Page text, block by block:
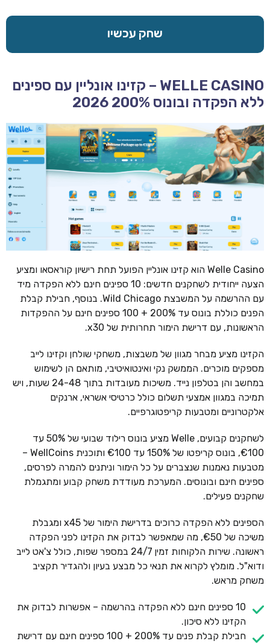
שחק עכשיו
WELLE CASINO – קזינו אונליין עם ספינים
ללא הפקדה ובונוס 200% 2026
Welle Casino הוא קזינו אונליין הפועל תחת רישיון קוראסאו ומציע
הצעה ייחודית לשחקנים חדשים: 10 ספינים חינם ללא הפקדה מיד
עם ההרשמה על המשבצת Wild Chicago. בנוסף, חבילת קבלת
הפנים כוללת בונוס עד 200% + 100 ספינים חינם על ההפקדות
הראשונות, עם דרישת הימור תחרותית של x30.
הקזינו מציע מבחר מגוון של משבצות, משחקי שולחן וקזינו לייב
מספקים מוכרים. הממשק נקי ואינטואיטיבי, מותאם הן לשימוש
במחשב והן בטלפון נייד. משיכות מעובדות בתוך 24-48 שעות, ויש
תמיכה במגוון אמצעי תשלום כולל כרטיסי אשראי, ארנקים
אלקטרוניים ומטבעות קריפטוגרפיים.
לשחקנים קבועים, Welle מציע בונוס רילוד שבועי של 50% עד
€100, בונוס קריפטו של 150% עד €100 ותוכנית WellCoins –
מטבעות נאמנות שנצברים על כל הימור וניתנים להמרה לפרסים,
ספינים חינם ובונוסים. המערכת מעודדת משחק קבוע ומתגמלת
שחקנים פעילים.
הספינים ללא הפקדה כרוכים בדרישת הימור של x45 ומגבלת
משיכה של €50, מה שמאפשר לבדוק את הקזינו לפני הפקדה
ראשונה. שירות הלקוחות זמין 24/7 במספר שפות, כולל צ'אט לייב
ודוא"ל. מומלץ לקרוא את תנאי כל מבצע בעיון ולהגדיר תקציב
משחק מראש.
10 ספינים חינם ללא הפקדה בהרשמה – אפשרות לבדוק את
הקזינו ללא סיכון.
חבילת קבלת פנים עד 200% + 100 ספינים חינם עם דרישת